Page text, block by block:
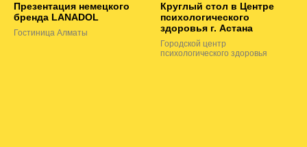
Презентация немецкого
бренда LANADOL
Гостиница Алматы
Круглый стол в Центре
психологического
здоровья г. Астана
Городской центр
психологического здоровья